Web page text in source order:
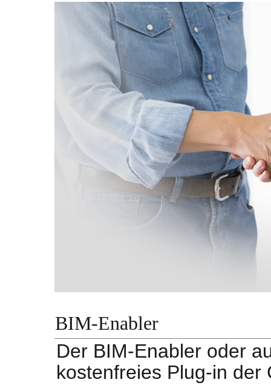
BIM-Enabler
Der BIM-Enabler oder
kostenfreies Plug-in der